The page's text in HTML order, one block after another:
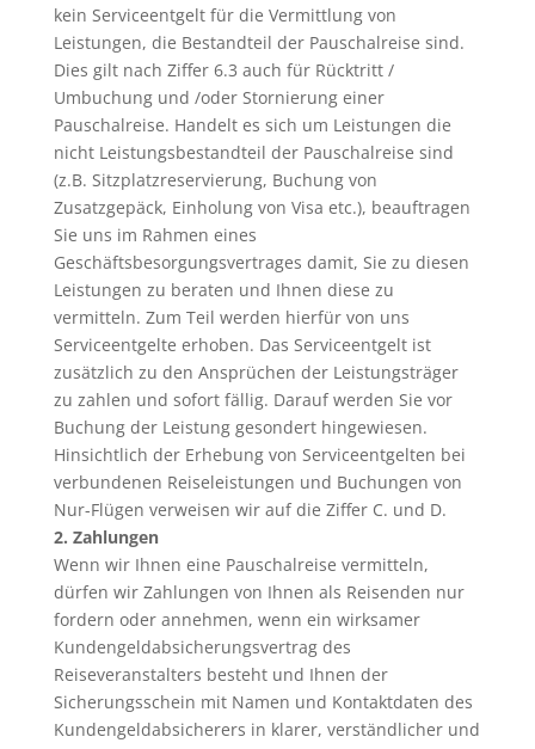
kein Serviceentgelt für die Vermittlung von
Leistungen, die Bestandteil der Pauschalreise sind.
Dies gilt nach Ziffer 6.3 auch für Rücktritt /
Umbuchung und /oder Stornierung einer
Pauschalreise. Handelt es sich um Leistungen die
nicht Leistungsbestandteil der Pauschalreise sind
(z.B. Sitzplatzreservierung, Buchung von
Zusatzgepäck, Einholung von Visa etc.), beauftragen
Sie uns im Rahmen eines
Geschäftsbesorgungsvertrages damit, Sie zu diesen
Leistungen zu beraten und Ihnen diese zu
vermitteln. Zum Teil werden hierfür von uns
Serviceentgelte erhoben. Das Serviceentgelt ist
zusätzlich zu den Ansprüchen der Leistungsträger
zu zahlen und sofort fällig. Darauf werden Sie vor
Buchung der Leistung gesondert hingewiesen.
Hinsichtlich der Erhebung von Serviceentgelten bei
verbundenen Reiseleistungen und Buchungen von
Nur-Flügen verweisen wir auf die Ziffer C. und D.
2. Zahlungen
Wenn wir Ihnen eine Pauschalreise vermitteln,
dürfen wir Zahlungen von Ihnen als Reisenden nur
fordern oder annehmen, wenn ein wirksamer
Kundengeldabsicherungsvertrag des
Reiseveranstalters besteht und Ihnen der
Sicherungsschein mit Namen und Kontaktdaten des
Kundengeldabsicherers in klarer, verständlicher und